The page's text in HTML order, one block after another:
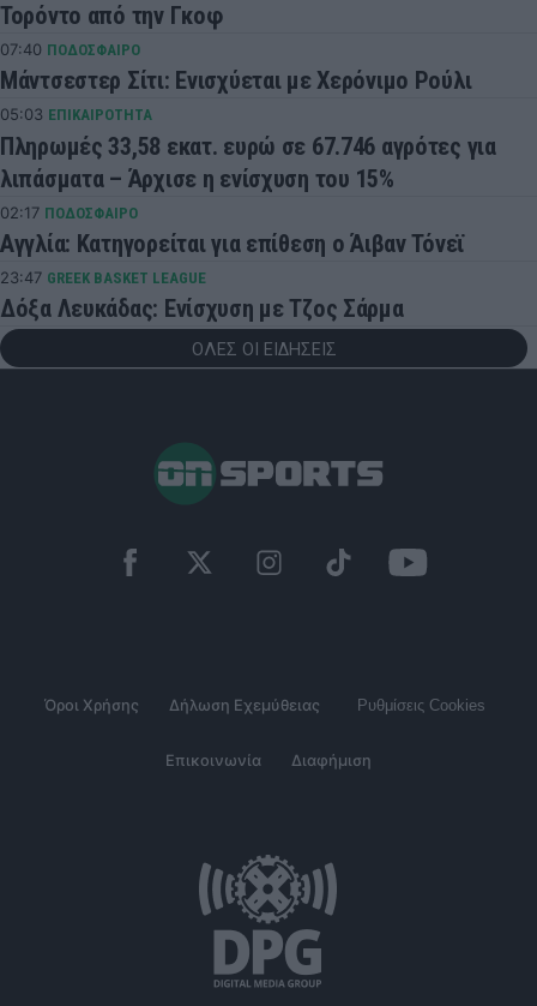
Τορόντο από την Γκοφ
07:40 ΠΟΔΟΣΦΑΙΡΟ
Μάντσεστερ Σίτι: Ενισχύεται με Χερόνιμο Ρούλι
05:03 ΕΠΙΚΑΙΡΟΤΗΤΑ
Πληρωμές 33,58 εκατ. ευρώ σε 67.746 αγρότες για
λιπάσματα – Άρχισε η ενίσχυση του 15%
02:17 ΠΟΔΟΣΦΑΙΡΟ
Αγγλία: Κατηγορείται για επίθεση ο Άιβαν Τόνεϊ
23:47 GREEK BASKET LEAGUE
Δόξα Λευκάδας: Ενίσχυση με Τζος Σάρμα
ΟΛΕΣ ΟΙ ΕΙΔΗΣΕΙΣ
Όροι Χρήσης Δήλωση Εχεμύθειας Ρυθμίσεις Cookies
Επικοινωνία Διαφήμιση